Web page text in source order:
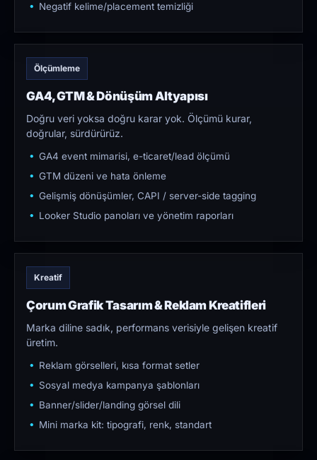
Negatif kelime/placement temizliği
Ölçümleme
GA4, GTM & Dönüşüm Altyapısı
Doğru veri yoksa doğru karar yok. Ölçümü kurar,
doğrular, sürdürürüz.
GA4 event mimarisi, e-ticaret/lead ölçümü
GTM düzeni ve hata önleme
Gelişmiş dönüşümler, CAPI / server-side tagging
Looker Studio panoları ve yönetim raporları
Kreatif
Çorum Grafik Tasarım & Reklam Kreatifleri
Marka diline sadık, performans verisiyle gelişen kreatif
üretim.
Reklam görselleri, kısa format setler
Sosyal medya kampanya şablonları
Banner/slider/landing görsel dili
Mini marka kit: tipografi, renk, standart